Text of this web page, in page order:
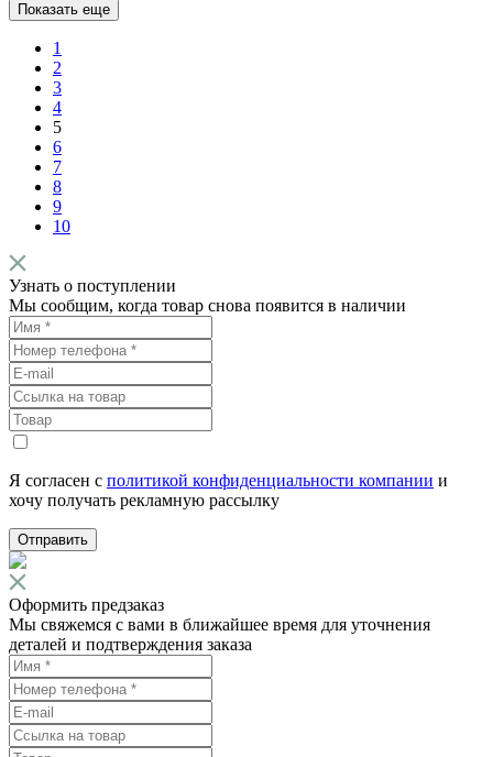
Показать еще
1
2
3
4
5
6
7
8
9
10
Узнать о поступлении
Мы сообщим, когда товар снова появится в наличии
Я согласен с политикой конфиденциальности компании и
хочу получать рекламную рассылку
Отправить
Оформить предзаказ
Мы свяжемся с вами в ближайшее время для уточнения
деталей и подтверждения заказа